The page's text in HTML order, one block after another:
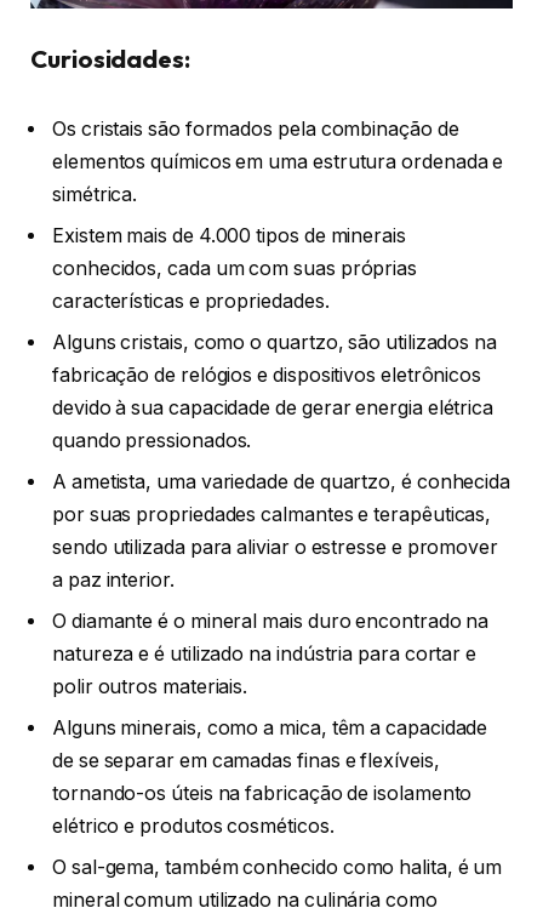
Curiosidades:
Os cristais são formados pela combinação de
elementos químicos em uma estrutura ordenada e
simétrica.
Existem mais de 4.000 tipos de minerais
conhecidos, cada um com suas próprias
características e propriedades.
Alguns cristais, como o quartzo, são utilizados na
fabricação de relógios e dispositivos eletrônicos
devido à sua capacidade de gerar energia elétrica
quando pressionados.
A ametista, uma variedade de quartzo, é conhecida
por suas propriedades calmantes e terapêuticas,
sendo utilizada para aliviar o estresse e promover
a paz interior.
O diamante é o mineral mais duro encontrado na
natureza e é utilizado na indústria para cortar e
polir outros materiais.
Alguns minerais, como a mica, têm a capacidade
de se separar em camadas finas e flexíveis,
tornando-os úteis na fabricação de isolamento
elétrico e produtos cosméticos.
O sal-gema, também conhecido como halita, é um
mineral comum utilizado na culinária como